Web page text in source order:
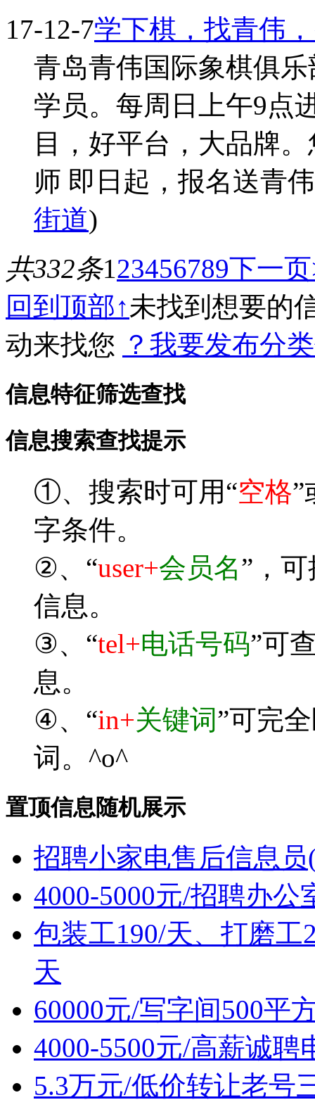
17-12-7学下棋，找青伟
青岛青伟国际象棋俱
学员。每周日上午9点
目，好平台，大品牌
师 即日起，报名送青
街道)
共332条123456789下一
回到顶部↑未找到想要的
动来找您 ？我要发布分
信息特征筛选查找
信息搜索查找提示
①、搜索时可用“空格”
字条件。
②、“user+会员名”，
信息。
③、“tel+电话号码”可
息。
④、“in+关键词”可完
词。^o^
置顶信息随机展示
招聘小家电售后信息
4000-5000元/招聘办公
包装工190/天、打磨工
天
60000元/写字间500平
4000-5500元/高薪诚
5.3万元/低价转让老号